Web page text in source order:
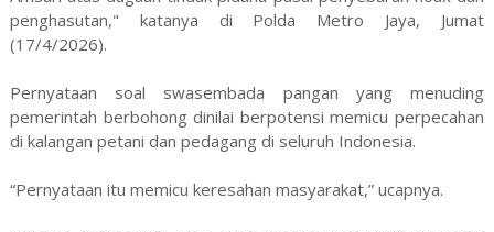
penghasutan," katanya di Polda Metro Jaya, Jumat
(17/4/2026).
Pernyataan soal swasembada pangan yang menuding
pemerintah berbohong dinilai berpotensi memicu perpecahan
di kalangan petani dan pedagang di seluruh Indonesia.
“Pernyataan itu memicu keresahan masyarakat,” ucapnya.